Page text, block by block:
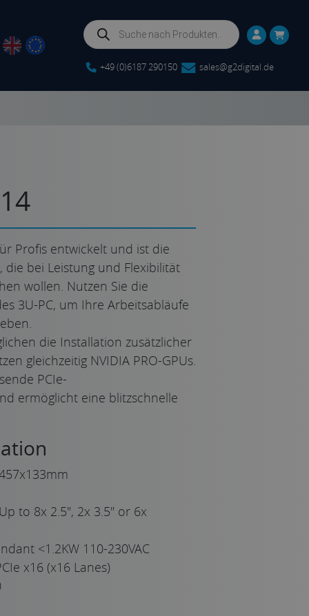
Products
search
+49 (0)6187 290150 sales@g2digital.de
Profis entwickelt und ist die
die bei Leistung und Flexibilität
wollen. Nutzen Sie die
3U-PC, um Ihre Arbeitsabläufe
die Installation zusätzlicher
gleichzeitig NVIDIA PRO-GPUs.
PCIe-
ermöglicht eine blitzschnelle
Up to 8x 2.5", 2x 3.5" or 6x
<1.2KW 110-230VAC
x16 (x16 Lanes)